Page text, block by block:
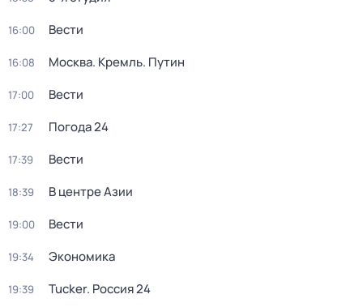
16:00 Вести
16:08 Москва. Кремль. Путин
17:00 Вести
17:27 Погода 24
17:39 Вести
18:39 В центре Азии
19:00 Вести
19:34 Экономика
19:39 Tucker. Россия 24